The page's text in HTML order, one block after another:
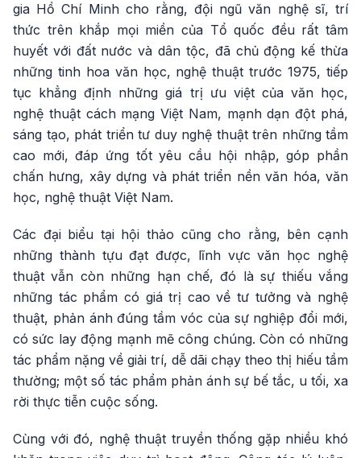
gia Hồ Chí Minh cho rằng, đội ngũ văn nghệ sĩ, trí
thức trên khắp mọi miền của Tổ quốc đều rất tâm
huyết với đất nước và dân tộc, đã chủ động kế thừa
những tinh hoa văn học, nghệ thuật trước 1975, tiếp
tục khẳng định những giá trị ưu việt của văn học,
nghệ thuật cách mạng Việt Nam, mạnh dạn đột phá,
sáng tạo, phát triển tư duy nghệ thuật trên những tầm
cao mới, đáp ứng tốt yêu cầu hội nhập, góp phần
chấn hưng, xây dựng và phát triển nền văn hóa, văn
học, nghệ thuật Việt Nam.
Các đại biểu tại hội thảo cũng cho rằng, bên cạnh
những thành tựu đạt được, lĩnh vực văn học nghệ
thuật vẫn còn những hạn chế, đó là sự thiếu vắng
những tác phẩm có giá trị cao về tư tưởng và nghệ
thuật, phản ánh đúng tầm vóc của sự nghiệp đổi mới,
có sức lay động mạnh mẽ công chúng. Còn có những
tác phẩm nặng về giải trí, dễ dãi chạy theo thị hiếu tầm
thường; một số tác phẩm phản ánh sự bế tắc, u tối, xa
rời thực tiễn cuộc sống.
Cùng với đó, nghệ thuật truyền thống gặp nhiều khó